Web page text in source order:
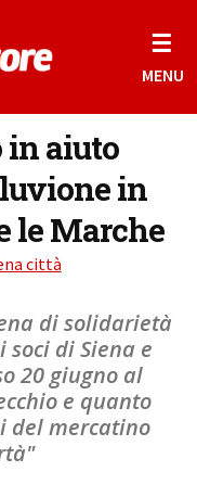
☰
MENU
in aiuto
in
le Marche
città
di solidarietà
di Siena e
20 giugno al
e quanto
del mercatino